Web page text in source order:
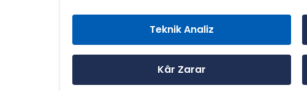
Son 1 Yılın Dibi:
Teknik Analiz
Kâr Zarar